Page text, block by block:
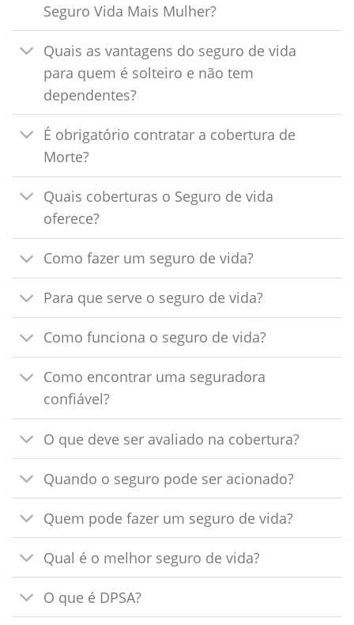
Seguro Vida Mais Mulher?
Quais as vantagens do seguro de vida
para quem é solteiro e não tem
dependentes?
É obrigatório contratar a cobertura de
Morte?
Quais coberturas o Seguro de vida
oferece?
Como fazer um seguro de vida?
Para que serve o seguro de vida?
Como funciona o seguro de vida?
Como encontrar uma seguradora
confiável?
O que deve ser avaliado na cobertura?
Quando o seguro pode ser acionado?
Quem pode fazer um seguro de vida?
Qual é o melhor seguro de vida?
O que é DPSA?